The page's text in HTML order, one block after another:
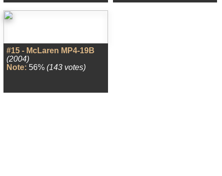
#15 - McLaren MP4-19B
(2004)
Note: 56% (143 votes)